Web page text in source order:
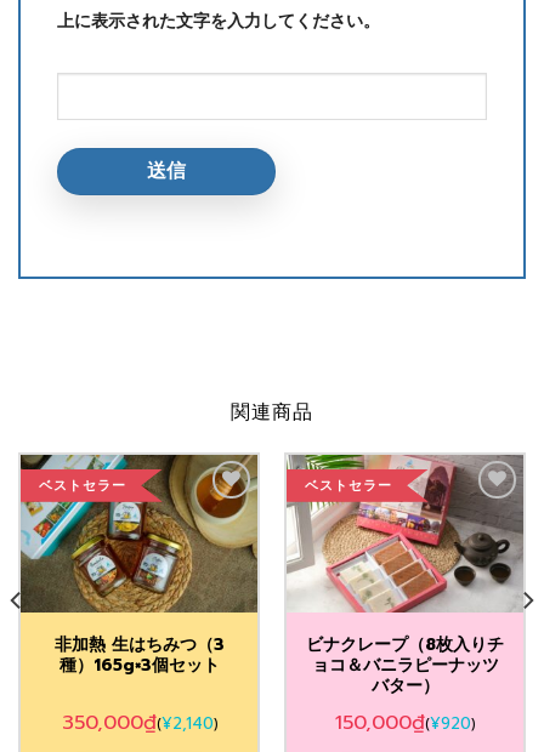
上に表示された文字を入力してください。
関連商品
ベストセラー
Add to
Wishlist
非加熱 生はちみつ（3
種）165g×3個セット
350,000₫(¥2,140)
ベストセラー
Add to
Wishlist
ビナクレープ（8枚入りチ
ョコ＆バニラピーナッツ
バター）
150,000₫(¥920)